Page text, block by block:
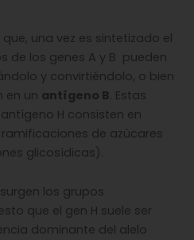
una vez es sintetizado el
de los genes A y B pueden
y convirtiéndolo, o bien
en un antígeno B. Estas
H consisten en
de azúcares
glicosídicas).
los grupos
que el gen H suele ser
dominante del alelo